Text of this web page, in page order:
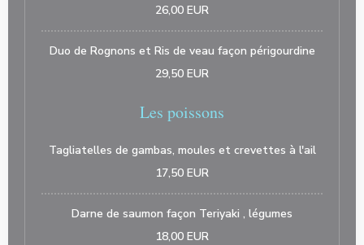
26,00 EUR
Duo de Rognons et Ris de veau façon périgourdine
29,50 EUR
Les poissons
Tagliatelles de gambas, moules et crevettes à l'ail
17,50 EUR
Darne de saumon façon Teriyaki , légumes
18,00 EUR